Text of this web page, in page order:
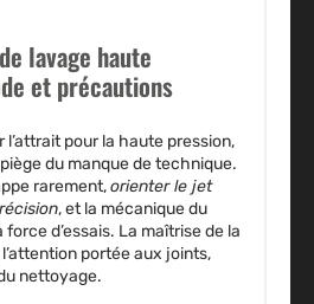
lavage haute
et précautions
l’attrait pour la haute pression,
du manque de technique.
rarement,orienter le jet
, et la mécanique du
force d’essais. La maîtrise de la
portée aux joints,
nettoyage.